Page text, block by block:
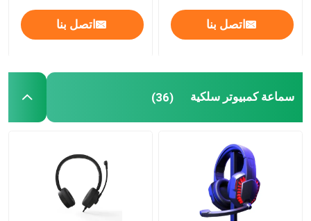
ألعاب كمبيوتر PSU
شاشة كمبيوتر FHD
كرسي مكتب الألعاب المريح
وسادة تبريد الحاسوب المحمول
شاحن هاتف سريع
اتصل بنا اتصل بنا
سماعة كمبيوتر سلكية (36)